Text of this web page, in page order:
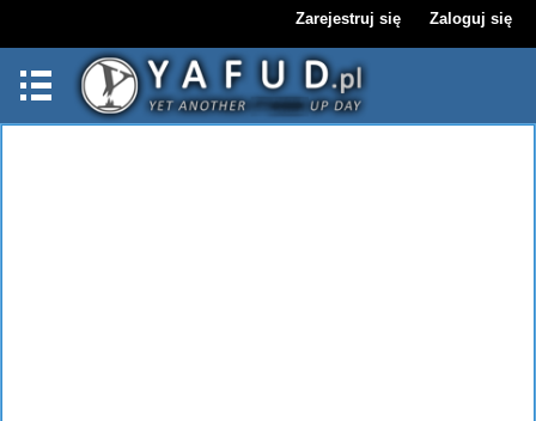
Zarejestruj się Zaloguj się